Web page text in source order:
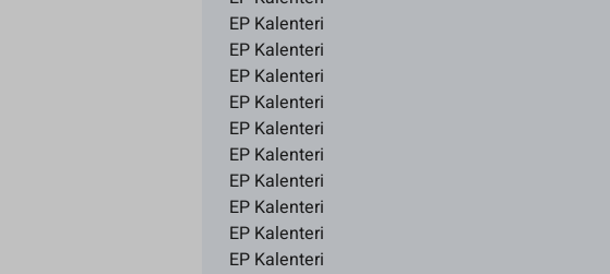
EP Kalenteri
EP Kalenteri
EP Kalenteri
EP Kalenteri
EP Kalenteri
EP Kalenteri
EP Kalenteri
EP Kalenteri
EP Kalenteri
EP Kalenteri